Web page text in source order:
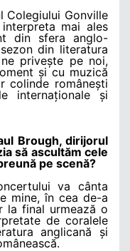
Colegiului Gonville
mai ales
din sfera anglo-
din literatura
privește pe noi,
și cu muzică
colinde românești
internaționale și
Brough, dirijorul
să ascultăm cele
pe scenă?
va cânta
mine, în cea de-a
la final urmează o
de coralele
anglicană și